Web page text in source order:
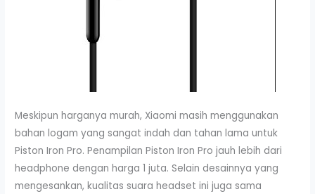
Meskipun harganya murah, Xiaomi masih menggunakan
bahan logam yang sangat indah dan tahan lama untuk
Piston Iron Pro. Penampilan Piston Iron Pro jauh lebih dari
headphone dengan harga 1 juta. Selain desainnya yang
mengesankan, kualitas suara headset ini juga sama